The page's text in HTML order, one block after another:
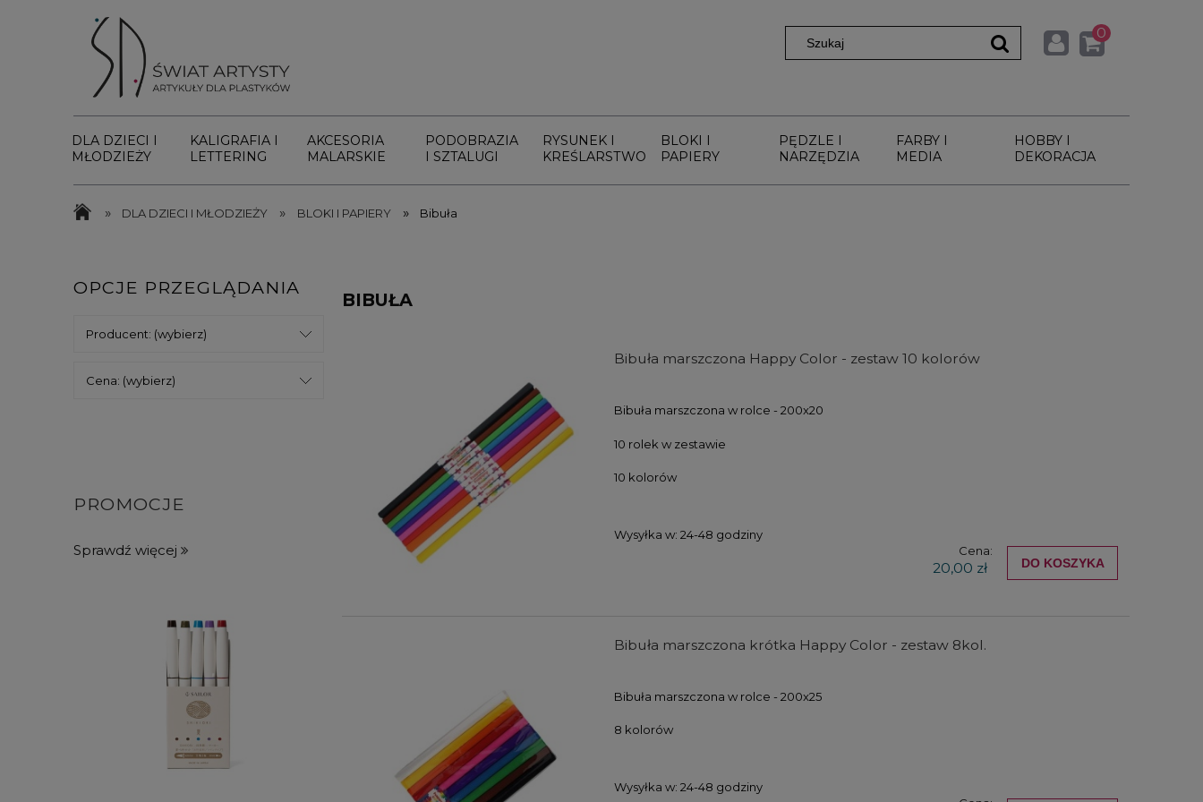
0
DLA DZIECI I
MŁODZIEŻY
KALIGRAFIA I
LETTERING
AKCESORIA
MALARSKIE
PODOBRAZIA
I SZTALUGI
RYSUNEK I
KREŚLARSTWO
BLOKI I
PAPIERY
PĘDZLE I
NARZĘDZIA
FARBY I
MEDIA
HOBBY I
DEKORACJA
» DLA DZIECI I MŁODZIEŻY » BLOKI I PAPIERY » Bibuła
OPCJE PRZEGLĄDANIA
Producent: (wybierz)
Cena: (wybierz)
PROMOCJE
Sprawdź więcej
BIBUŁA
Bibuła marszczona Happy Color - zestaw 10 kolorów
Bibuła marszczona w rolce - 200x20
10 rolek w zestawie
10 kolorów
Wysyłka w: 24-48 godziny
Cena:
20,00 zł DO KOSZYKA
Bibuła marszczona krótka Happy Color - zestaw 8kol.
Bibuła marszczona w rolce - 200x25
8 kolorów
Wysyłka w: 24-48 godziny